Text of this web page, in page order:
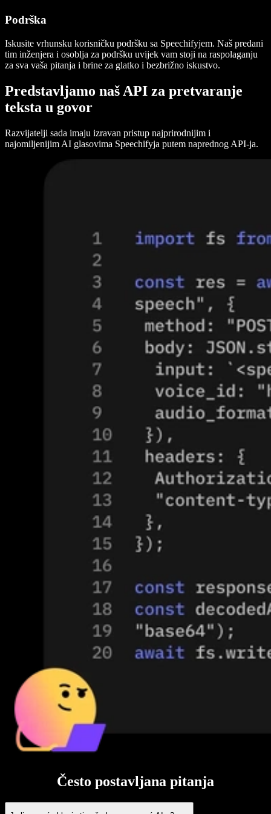
Podrška
Iskusite vrhunsku korisničku podršku sa Speechifyjem. Naš predani
tim inženjera i osoblja za podršku uvijek vam stoji na raspolaganju
za sva vaša pitanja i brine za glatko i bezbrižno iskustvo.
Predstavljamo naš API za pretvaranje
teksta u govor
Razvijatelji sada imaju izravan pristup najprirodnijim i
najomiljenijim AI glasovima Speechifyja putem naprednog API-ja.
Često postavljana pitanja